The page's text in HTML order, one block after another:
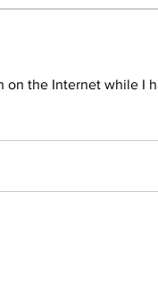
on the Internet while I